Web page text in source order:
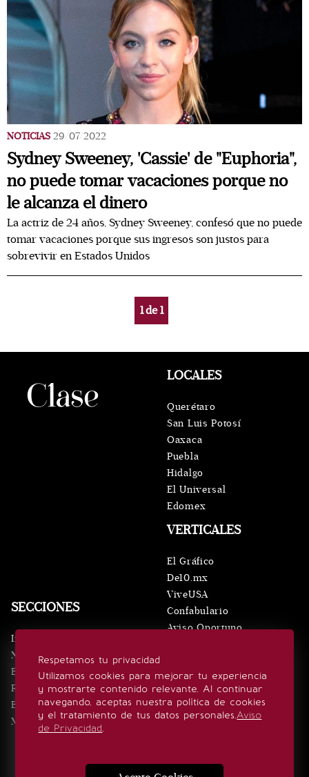
NOTICIAS 29/07/2022
Sydney Sweeney, 'Cassie' de "Euphoria",
no puede tomar vacaciones porque no
le alcanza el dinero
La actriz de 24 años, Sydney Sweeney, confesó que no puede
tomar vacaciones porque sus ingresos son justos para
sobrevivir en Estados Unidos
1de1
Respetamos tu privacidad
Utilizamos cookies para mejorar tu experiencia
y mostrarte contenido relevante. Al continuar
navegando, aceptas nuestra política de cookies
y el tratamiento de tus datos personales.Aviso
de Privacidad.
SECCIONES
Inicio
Noticias
Eventos
Realeza
Estilo de vida
Minuto x Minuto
VERTICALES
El Gráfico
De10.mx
ViveUSA
Confabulario
Aviso Oportuno
LOCALES
Querétaro
San Luis Potosí
Oaxaca
Puebla
Hidalgo
El Universal
Edomex
SÍGUENOS